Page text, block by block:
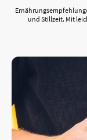
und Stillzeit. Mit